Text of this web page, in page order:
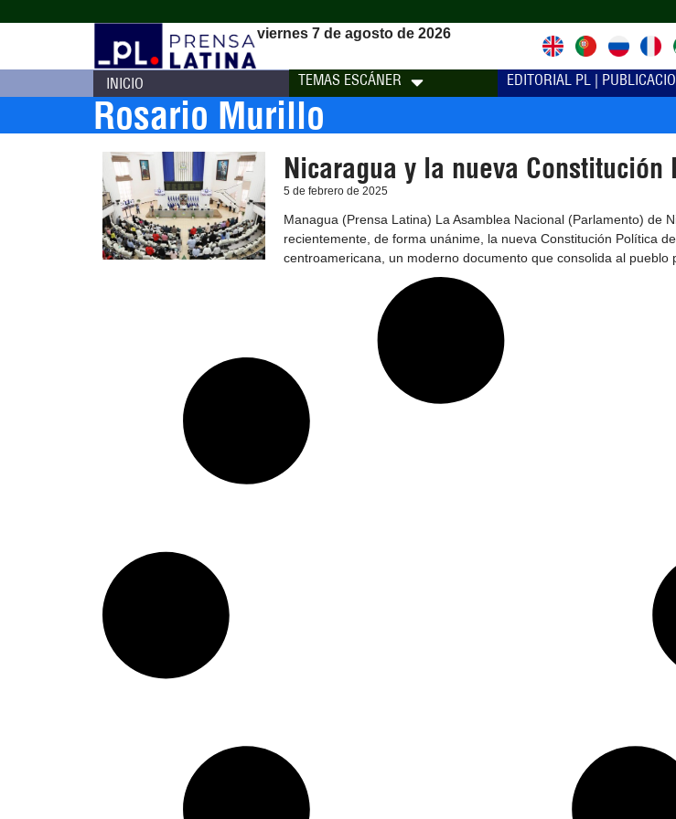
viernes 7 de agosto de 2026
INICIO TEMAS ESCÁNER EDITORIAL PL |
Rosario Murillo
Nicaragua y la nueva Constitución
5 de febrero de 2025
Managua (Prensa Latina) La Asamblea Nacional (Parlamento) de
recientemente, de forma unánime, la nueva Constitución Política
centroamericana, un moderno documento que consolida al pueblo